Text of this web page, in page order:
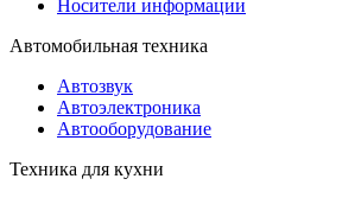
Носители информации
Автомобильная техника
Автозвук
Автоэлектроника
Автооборудование
Техника для кухни